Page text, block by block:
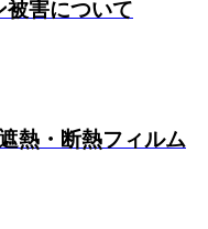
害について
熱・断熱フィルム